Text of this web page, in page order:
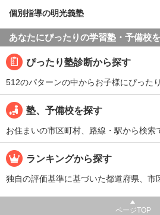
個別指導の明光義塾
あなたにぴったりの学習塾・予備校
ぴったり塾診断から探す
512のパターンの中からお子様にぴった
塾、予備校を探す
お住まいの市区町村、路線・駅から検索
ランキングから探す
独自の評価基準に基づいた都道府県、市
ページTOP